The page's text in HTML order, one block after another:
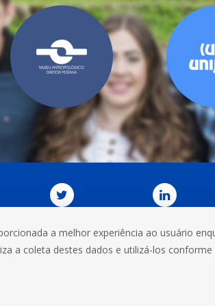
VIEW IN ENGLISH TRABALHE
CEP: 98700-000
a melhor experiência ao usuário
a coleta destes dados e utilizá-los conforme